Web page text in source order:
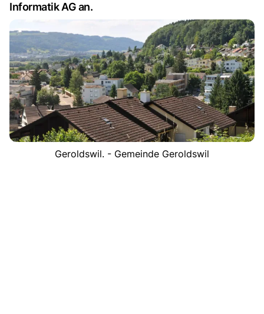
Informatik AG an.
Geroldswil. - Gemeinde Geroldswil